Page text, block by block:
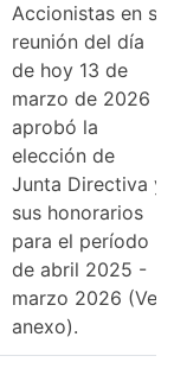
Accionistas en su
reunión del día
de hoy 13 de
marzo de 2026
aprobó la
elección de
Junta Directiva y
sus honorarios
para el período
de abril 2025 -
marzo 2026 (Ver
anexo).